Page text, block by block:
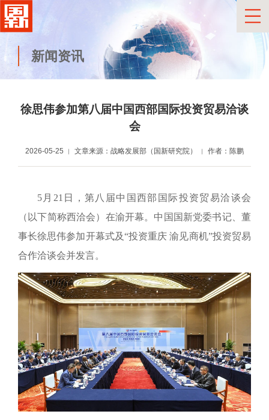
新闻资讯
徐思伟参加第八届中国西部国际投资贸易洽谈
会
2026-05-25 文章来源：战略发展部（国新研究院） 作者：陈鹏
5月21日，第八届中国西部国际投资贸易洽谈会
（以下简称西洽会）在渝开幕。中国国新党委书记、董
事长徐思伟参加开幕式及“投资重庆 渝见商机”投资贸易
合作洽谈会并发言。